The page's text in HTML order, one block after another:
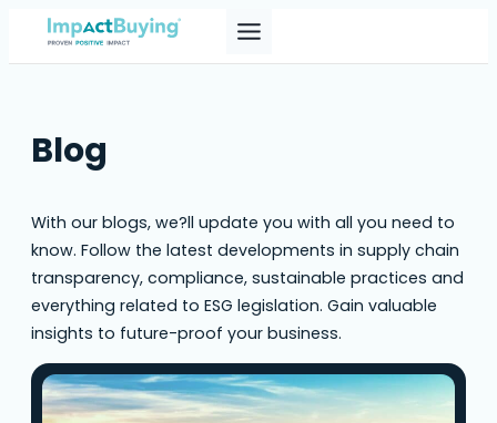
Blog
With our blogs, we?ll update you with all you need to
know. Follow the latest developments in supply chain
transparency, compliance, sustainable practices and
everything related to ESG legislation. Gain valuable
insights to future-proof your business.